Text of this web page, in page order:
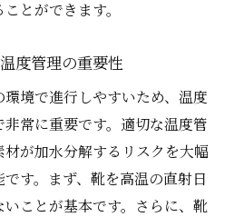
とができます。
度管理の重要性
境で進行しやすいため、温度
常に重要です。適切な温度管
が加水分解するリスクを大幅
す。まず、靴を高温の直射日
ことが基本です。さらに、靴